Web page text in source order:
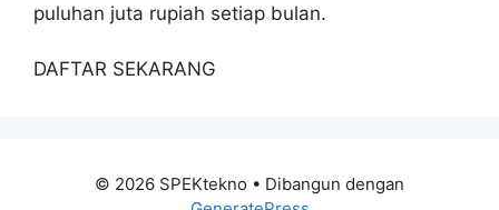
puluhan juta rupiah setiap bulan.
DAFTAR SEKARANG
© 2026 SPEKtekno • Dibangun dengan